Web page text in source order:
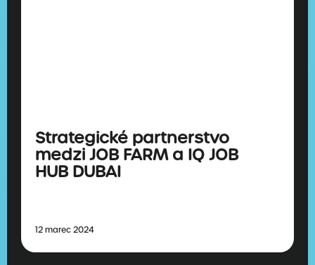
Strategické partnerstvo
medzi JOB FARM a IQ JOB
HUB DUBAI
12 marec 2024